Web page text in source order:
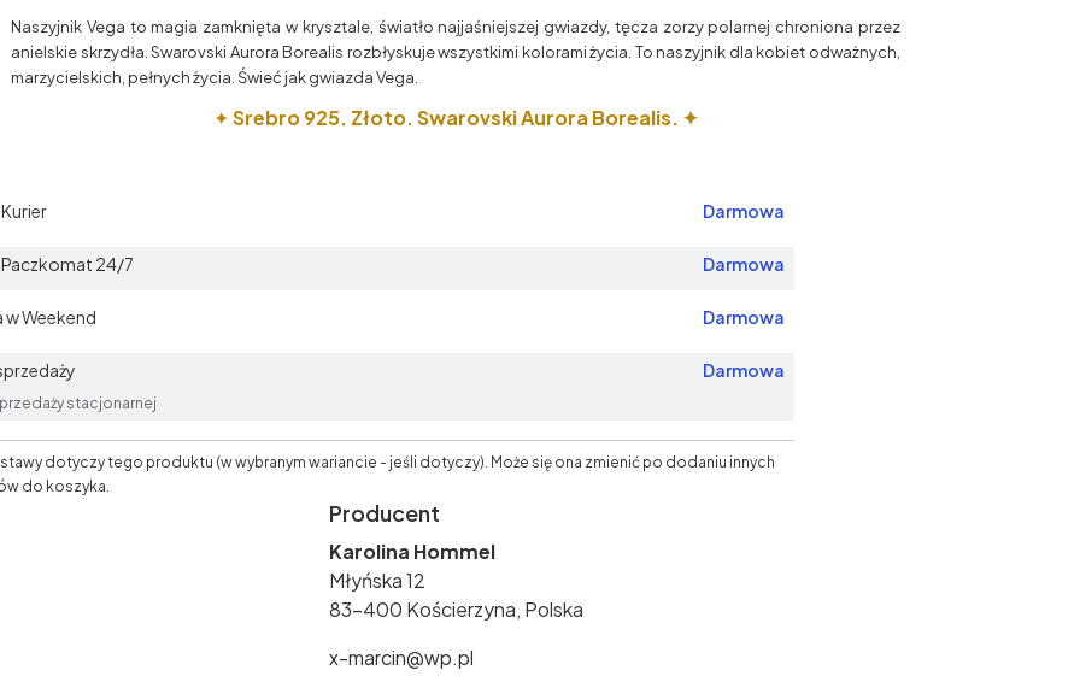
Naszyjnik Vega to magia zamknięta w krysztale, światło najjaśniejszej gwiazdy, tęcza zorzy polarnej chroniona przez
anielskie skrzydła. Swarovski Aurora Borealis rozbłyskuje wszystkimi kolorami życia. To naszyjnik dla kobiet odważnych,
marzycielskich, pełnych życia. Świeć jak gwiazda Vega.
✦Srebro 925. Złoto. Swarovski Aurora Borealis. ✦
Darmowa
24/7 Darmowa
w Weekend Darmowa
Darmowa
stacjonarnej
dotyczy tego produktu (w wybranym wariancie - jeśli dotyczy). Może się ona zmienić po dodaniu innych
do koszyka.
Producent
Karolina Hommel
Młyńska 12
83-400 Kościerzyna, Polska
x-marcin@wp.pl